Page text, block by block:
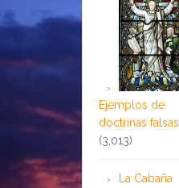
Ejemplos de
doctrinas falsas
(3,013)
La Cabaña